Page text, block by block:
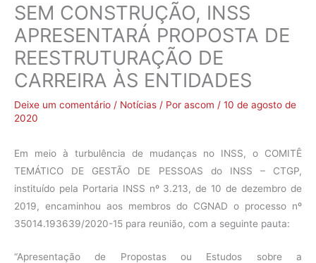
SEM CONSTRUÇÃO, INSS
APRESENTARÁ PROPOSTA DE
REESTRUTURAÇÃO DE
CARREIRA ÀS ENTIDADES
Deixe um comentário / Notícias / Por ascom / 10 de agosto de
2020
Em meio à turbulência de mudanças no INSS, o COMITÊ
TEMÁTICO DE GESTÃO DE PESSOAS do INSS – CTGP,
instituído pela Portaria INSS nº 3.213, de 10 de dezembro de
2019, encaminhou aos membros do CGNAD o processo nº
35014.193639/2020-15 para reunião, com a seguinte pauta:
“Apresentação de Propostas ou Estudos sobre a